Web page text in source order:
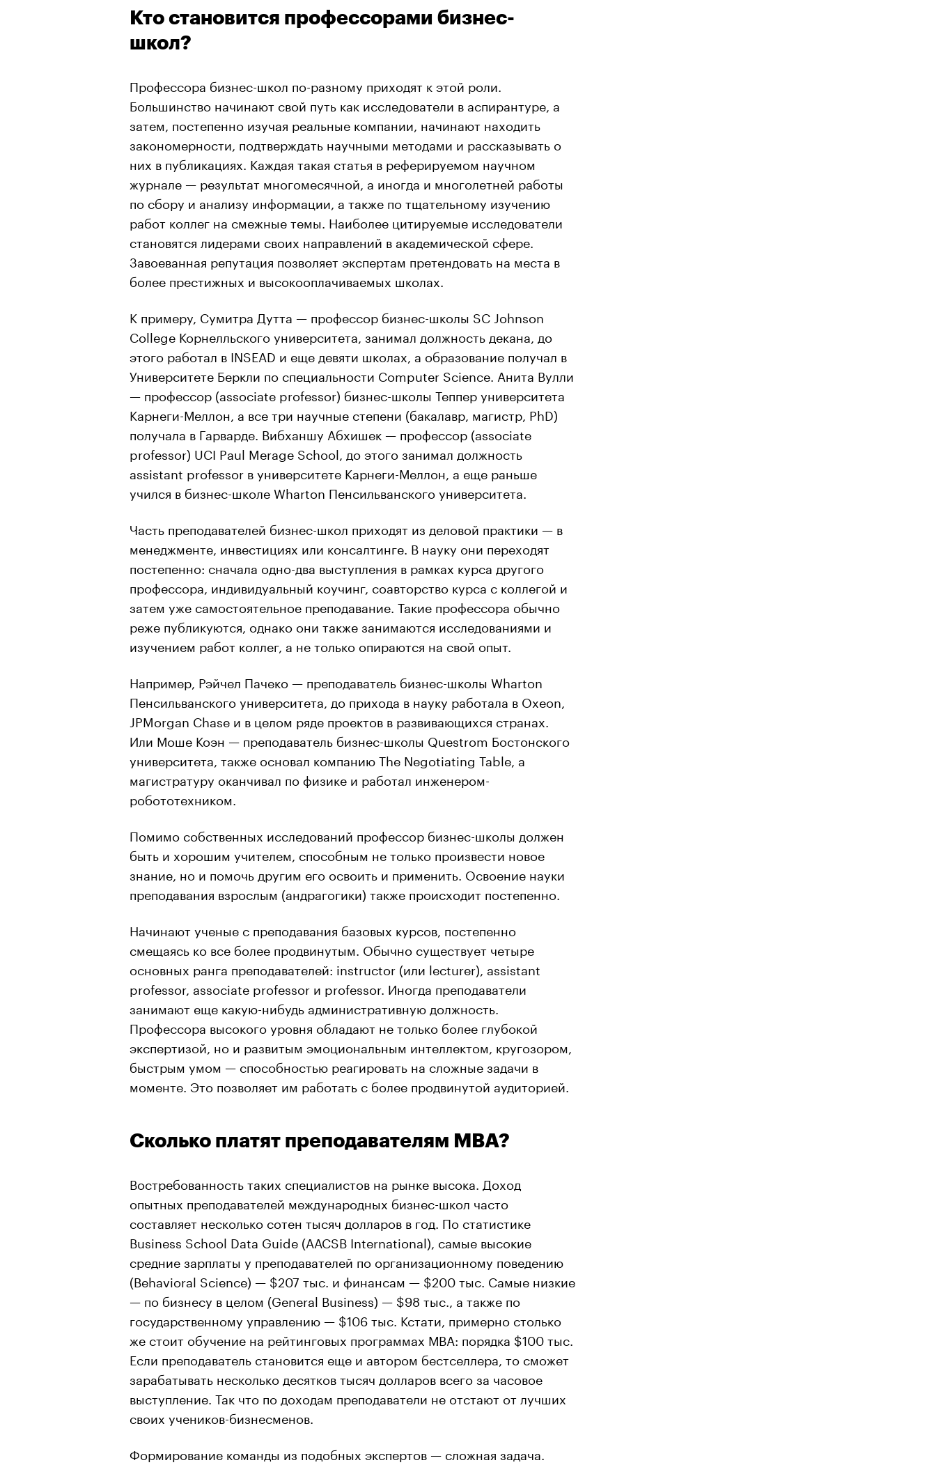
Кто становится профессорами бизнес-
школ?
Профессора бизнес-школ по-разному приходят к этой роли.
Большинство начинают свой путь как исследователи в аспирантуре, а
затем, постепенно изучая реальные компании, начинают находить
закономерности, подтверждать научными методами и рассказывать о
них в публикациях. Каждая такая статья в реферируемом научном
журнале — результат многомесячной, а иногда и многолетней работы
по сбору и анализу информации, а также по тщательному изучению
работ коллег на смежные темы. Наиболее цитируемые исследователи
становятся лидерами своих направлений в академической сфере.
Завоеванная репутация позволяет экспертам претендовать на места в
более престижных и высокооплачиваемых школах.
К примеру, Сумитра Дутта — профессор бизнес-школы SC Johnson
College Корнелльскогоуниверситета, занимал должность декана, до
этого работал в INSEAD и еще девяти школах, а образование получал в
Университете Беркли по специальности Computer Science. Анита Вулли
— профессор (associate professor) бизнес-школы Тепперуниверситета
Карнеги-Меллон , а все три научные степени (бакалавр, магистр, PhD)
получала в Гарварде. Вибханшу Абхишек — профессор (associate
professor) UCI Paul Merage School, до этого занимал должность
аssistant professor в университете Карнеги-Меллон , а еще раньше
учился в бизнес-школе Wharton Пенсильванского университета.
Часть преподавателей бизнес-школ приходят из деловой практики — в
менеджменте, инвестициях или консалтинге. В науку они переходят
постепенно: сначала одно-два выступления в рамках курса другого
профессора, индивидуальный коучинг, соавторство курса с коллегой и
затем уже самостоятельное преподавание. Такие профессора обычно
реже публикуются, однако они также занимаются исследованиями и
изучением работ коллег, а не только опираются на свой опыт.
Например, Рэйчел Пачеко — преподаватель бизнес-школы Wharton
Пенсильванского университета, до прихода в науку работала в Oxeon,
JPMorgan Chase и в целом ряде проектов в развивающихся странах.
Или Моше Коэн — преподаватель бизнес-школы Questrom Бостонского
университета, также основал компанию The Negotiating Table, а
магистратуру оканчивал по физике и работал инженером-
робототехником
Помимо собственных исследований профессор бизнес-школы должен
быть и хорошим учителем, способным не только произвести новое
знание, но и помочь другим его освоить и применить. Освоение науки
преподавания взрослым (андрагогики) также происходит постепенно.
Начинают ученые с преподавания базовых курсов, постепенно
смещаясь ко все более продвинутым. Обычно существует четыре
основных ранга преподавателей: instructor (или lecturer), assistant
professor, associate professor и professor. Иногда преподаватели
занимают еще какую-нибудь административную должность.
Профессора высокого уровня обладают не только более глубокой
экспертизой, но и развитым эмоциональным интеллектом, кругозором,
быстрым умом — способностью реагировать на сложные задачи в
моменте. Это позволяет им работать с более продвинутой аудиторией.
Сколько платят преподавателям МВА?
Востребованность таких специалистов на рынке высока. Доход
опытных преподавателей международных бизнес-школ часто
составляет несколько сотен тысяч долларов в год. По статистике
Business School Data Guide (AACSB International), самые высокие
средние зарплаты у преподавателей по организационному поведению
(Behavioral Science) — $207 тыс. и финансам — $200 тыс. Самые низкие
— по бизнесу в целом (General Business) — $98 тыс., а также по
государственному управлению — $106 тыс. Кстати, примерно столько
же стоит обучение на рейтинговых программах МВА: порядка $100 тыс.
Если преподаватель становится еще и автором бестселлера, то сможет
зарабатывать несколько десятков тысяч долларов всего за часовое
выступление. Так что по доходам преподаватели не отстают от лучших
своих учеников-бизнесменов.
Формирование команды из подобных экспертов — сложная задача.